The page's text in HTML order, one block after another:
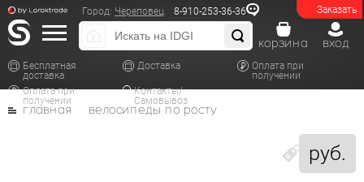
Заказать
Город: Череповец 8-910-253-36-36
Бесплатная
доставка
Доставка
Оплата при
получении
Оплата при
получении
Контакты/
Самовывоз
вход
корзина
руб.
главная велосипеды по росту